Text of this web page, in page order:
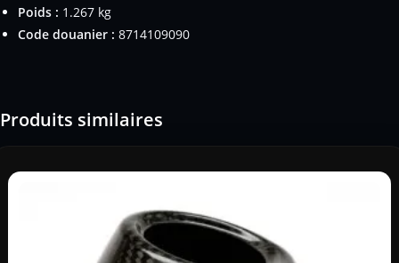
Poids : 1.267 kg
Code douanier : 8714109090
Produits similaires